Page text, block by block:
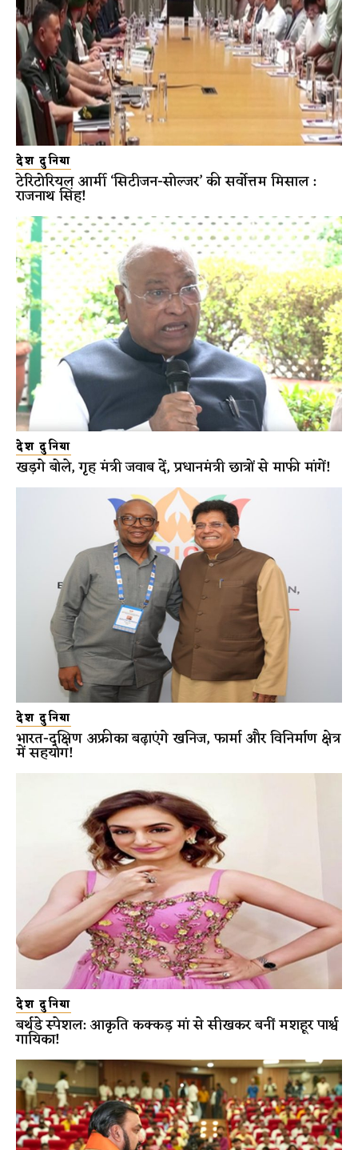
देश दुनिया
टेरिटोरियल आर्मी ‘सिटीजन-सोल्जर’ की सर्वोत्तम मिसाल :
राजनाथ सिंह!
देश दुनिया
खड़गे बोले, गृह मंत्री जवाब दें, प्रधानमंत्री छात्रों से माफी मांगें!
देश दुनिया
भारत-दक्षिण अफ्रीका बढ़ाएंगे खनिज, फार्मा और विनिर्माण क्षेत्र
में सहयोग!
देश दुनिया
बर्थडे स्पेशल: आकृति कक्कड़ मां से सीखकर बनीं मशहूर पार्श्व
गायिका!